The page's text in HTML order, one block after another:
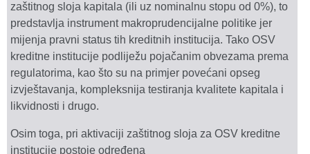
zaštitnog sloja kapitala (ili uz nominalnu stopu od 0%), to
predstavlja instrument makroprudencijalne politike jer
mijenja pravni status tih kreditnih institucija. Tako OSV
kreditne institucije podliježu pojačanim obvezama prema
regulatorima, kao što su na primjer povećani opseg
izvještavanja, kompleksnija testiranja kvalitete kapitala i
likvidnosti i drugo.
Osim toga, pri aktivaciji zaštitnog sloja za OSV kreditne
institucije postoje određena